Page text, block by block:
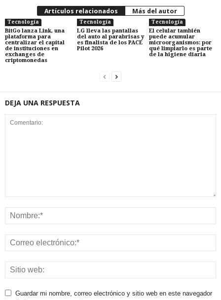
Artículos relacionados Más del autor
Tecnología
BitGo lanza Link, una
plataforma para
centralizar el capital
de instituciones en
exchanges de
criptomonedas
Tecnología
LG lleva las pantallas
del auto al parabrisas y
es finalista de los PACE
Pilot 2026
Tecnología
El celular también
puede acumular
microorganismos: por
qué limpiarlo es parte
de la higiene diaria
DEJA UNA RESPUESTA
Guardar mi nombre, correo electrónico y sitio web en este navegador